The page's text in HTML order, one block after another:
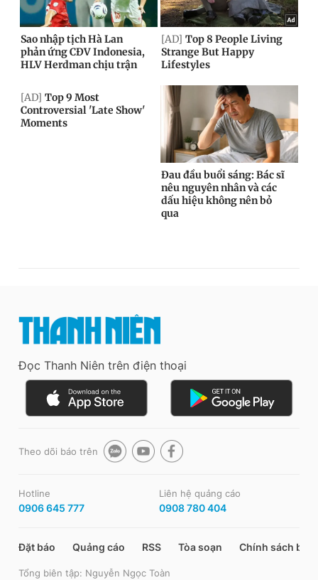
Đọc Thanh Niên trên điện thoại
Theo dõi báo trên
Hotline
0906 645 777
Liên hệ quảng cáo
0908 780 404
Đặt báo Quảng cáo RSS Tòa soạn Chính sách bảo
Tổng biên tập: Nguyễn Ngọc Toàn